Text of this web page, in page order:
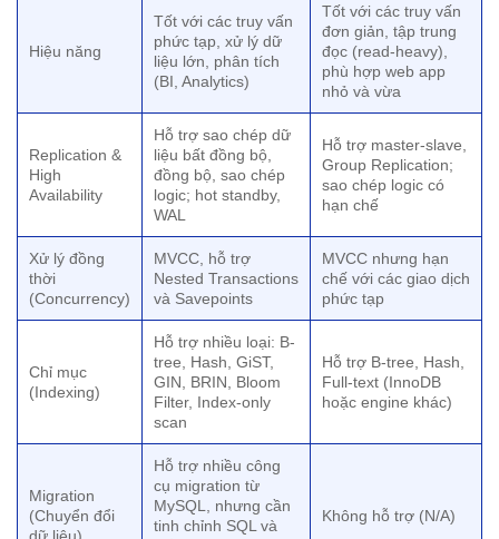
Hiệu năng
Tốt với các truy vấn
phức tạp, xử lý dữ
liệu lớn, phân tích
(BI, Analytics)
Tốt với các truy vấn
đơn giản, tập trung
đọc (read-heavy),
phù hợp web app
nhỏ và vừa
Replication &
High
Availability
Hỗ trợ sao chép dữ
liệu bất đồng bộ,
đồng bộ, sao chép
logic; hot standby,
WAL
Hỗ trợ master-slave,
Group Replication;
sao chép logic có
hạn chế
Xử lý đồng
thời
(Concurrency)
MVCC, hỗ trợ
Nested Transactions
và Savepoints
MVCC nhưng hạn
chế với các giao dịch
phức tạp
Chỉ mục
(Indexing)
Hỗ trợ nhiều loại: B-
tree, Hash, GiST,
GIN, BRIN, Bloom
Filter, Index-only
scan
Hỗ trợ B-tree, Hash,
Full-text (InnoDB
hoặc engine khác)
Migration
(Chuyển đổi
Hỗ trợ nhiều công
cụ migration từ
MySQL, nhưng cần
tinh chỉnh SQL và
Không hỗ trợ (N/A)